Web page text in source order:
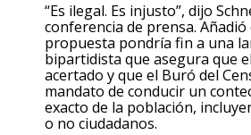
“Es ilegal. Es injusto”, dijo
conferencia de prensa. Añadió
propuesta pondría fin a una
bipartidista que asegura que
acertado y que el Buró del
mandato de conducir un
exacto de la población,
o no ciudadanos.